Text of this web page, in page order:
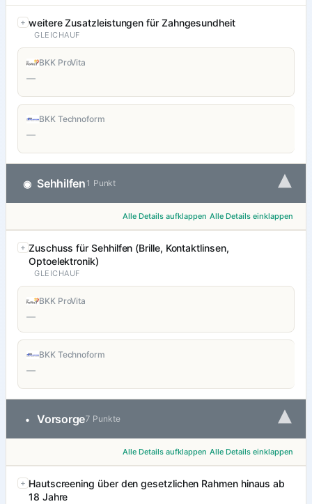
weitere Zusatzleistungen für Zahngesundheit
GLEICHAUF
BKK ProVita
—
BKK Technoform
—
◉ Sehhilfen 1 Punkt ▾
Alle Details aufklappen Alle Details einklappen
Zuschuss für Sehhilfen (Brille, Kontaktlinsen,
Optoelektronik)
GLEICHAUF
BKK ProVita
—
BKK Technoform
—
• Vorsorge7 Punkte ▾
Alle Details aufklappen Alle Details einklappen
Hautscreening über den gesetzlichen Rahmen hinaus ab
18 Jahre